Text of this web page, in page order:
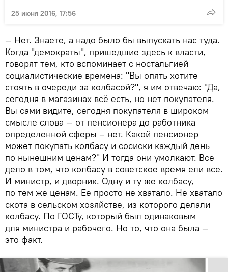
25 июня 2016, 17:56
— Нет. Знаете, а надо было бы выпускать нас туда.
Когда "демократы", пришедшие здесь к власти,
говорят тем, кто вспоминает с ностальгией
социалистические времена: "Вы опять хотите
стоять в очереди за колбасой?", я им отвечаю: "Да,
сегодня в магазинах всё есть, но нет покупателя.
Вы сами видите, сегодня покупателя в широком
смысле слова — от пенсионера до работника
определенной сферы – нет. Какой пенсионер
может покупать колбасу и сосиски каждый день
по нынешним ценам?" И тогда они умолкают. Все
дело в том, что колбасу в советское время ели все.
И министр, и дворник. Одну и ту же колбасу,
по тем же ценам. Ее просто не хватало. Не хватало
скота в сельском хозяйстве, из которого делали
колбасу. По ГОСТу, который был одинаковым
для министра и рабочего. Но то, что она была —
это факт.